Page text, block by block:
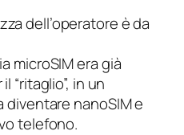
dell’operatore è da
microSIM era già
“ritaglio”, in un
diventare nanoSIM e
telefono.